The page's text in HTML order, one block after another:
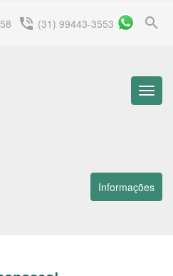
search
phone_in_talk (31) 99443-3553
Menu
Informações